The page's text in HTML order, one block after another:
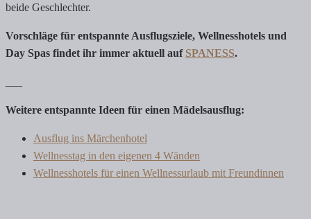
beide Geschlechter.
Vorschläge für entspannte Ausflugsziele, Wellnesshotels und
Day Spas findet ihr immer aktuell auf SPANESS.
Weitere entspannte Ideen für einen Mädelsausflug:
Ausflug ins Märchenhotel
Wellnesstag in den eigenen 4 Wänden
Wellnesshotels für einen Wellnessurlaub mit Freundinnen